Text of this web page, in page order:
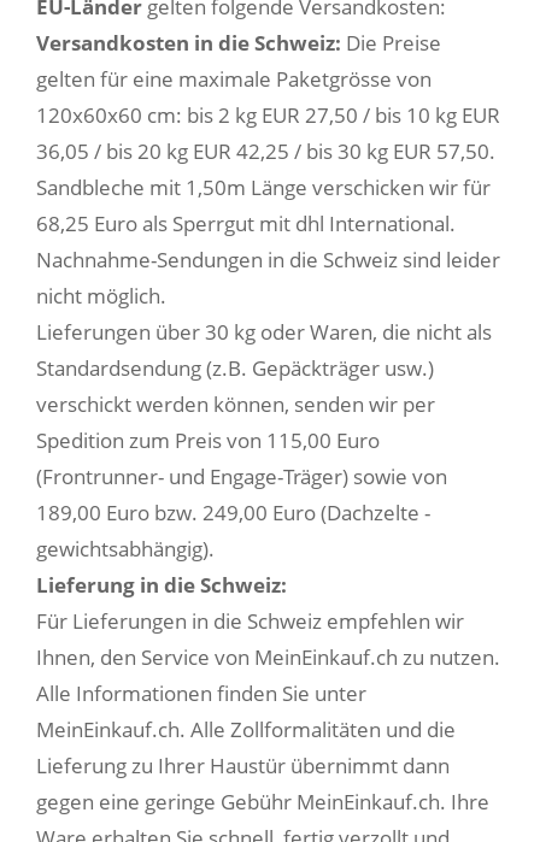
EU-Länder gelten folgende Versandkosten:
Versandkosten in die Schweiz: Die Preise
gelten für eine maximale Paketgrösse von
120x60x60 cm: bis 2 kg EUR 27,50 / bis 10 kg EUR
36,05 / bis 20 kg EUR 42,25 / bis 30 kg EUR 57,50.
Sandbleche mit 1,50m Länge verschicken wir für
68,25 Euro als Sperrgut mit dhl International.
Nachnahme-Sendungen in die Schweiz sind leider
nicht möglich.
Lieferungen über 30 kg oder Waren, die nicht als
Standardsendung (z.B. Gepäckträger usw.)
verschickt werden können, senden wir per
Spedition zum Preis von 115,00 Euro
(Frontrunner- und Engage-Träger) sowie von
189,00 Euro bzw. 249,00 Euro (Dachzelte -
gewichtsabhängig).
Lieferung in die Schweiz:
Für Lieferungen in die Schweiz empfehlen wir
Ihnen, den Service von MeinEinkauf.ch zu nutzen.
Alle Informationen finden Sie unter
MeinEinkauf.ch. Alle Zollformalitäten und die
Lieferung zu Ihrer Haustür übernimmt dann
gegen eine geringe Gebühr MeinEinkauf.ch. Ihre